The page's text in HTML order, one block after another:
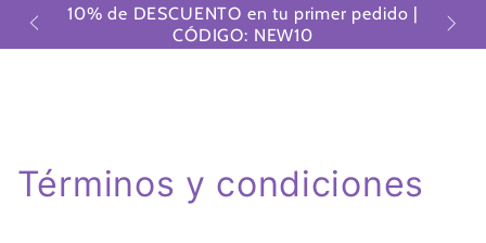
IR AL
CONTENIDO
10% de DESCUENTO en tu primer pedido |
CÓDIGO: NEW10
Carrito
Términos y condiciones